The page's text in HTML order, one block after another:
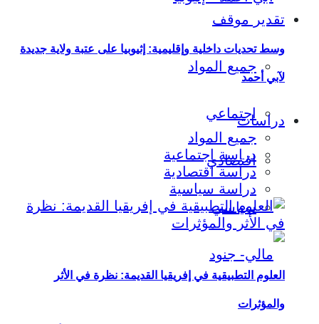
تقدير موقف
جميع المواد
اجتماعي
اقتصادي
سياسي
وسط تحديات داخلية وإقليمية: إثيوبيا على عتبة ولاية جديدة
لآبي أحمد
دراسات
جميع المواد
دراسة اجتماعية
دراسة اقتصادية
دراسة سياسية
العلوم التطبيقية في إفريقيا القديمة: نظرة في الأثر
والمؤثرات